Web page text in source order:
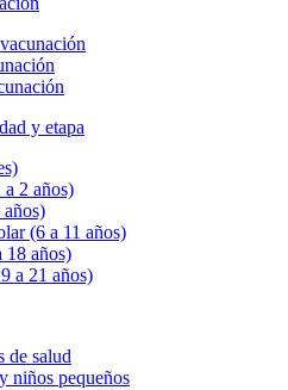
y etapa
2 años)
años)
(6 a 11 años)
18 años)
a 21 años)
de salud
niños pequeños